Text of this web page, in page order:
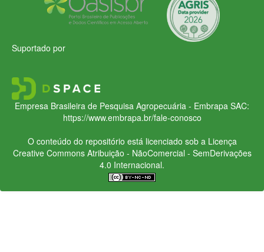
Suportado por
Empresa Brasileira de Pesquisa Agropecuária - Embrapa SAC:
https://www.embrapa.br/fale-conosco
O conteúdo do repositório está licenciado sob a Licença
Creative CommonsAtribuição - NãoComercial - SemDerivações
4.0 Internacional.